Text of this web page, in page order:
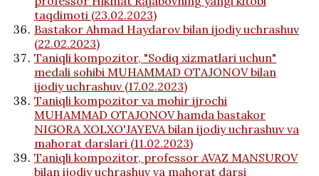
taqdimoti (23.02.2023)
Bastakor Ahmad Haydarov bilan ijodiy uchrashuv
(22.02.2023)
Taniqli kompozitor, "Sodiq xizmatlari uchun"
medali sohibi MUHAMMAD OTAJONOV bilan
ijodiy uchrashuv (17.02.2023)
Taniqli kompozitor va mohir ijrochi
MUHAMMAD OTAJONOV hamda bastakor
NIGORA XOLXO'JAYEVA bilan ijodiy uchrashuv va
mahorat darslari (11.02.2023)
Taniqli kompozitor, professor AVAZ MANSUROV
bilan ijodiy uchrashuv va mahorat darsi